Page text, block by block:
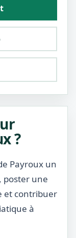
?
Payroux un
poster une
et contribuer
à